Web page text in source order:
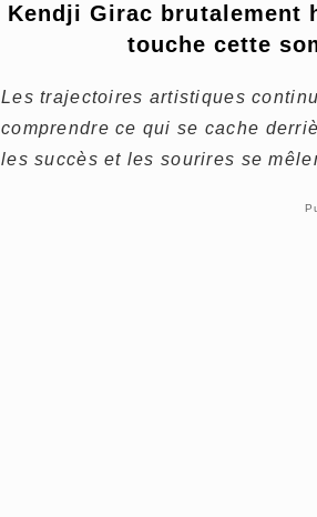
Kendji Girac brutalement
touche cette
Les trajectoires artistiques
comprendre ce qui se cache
les succès et les sourires se